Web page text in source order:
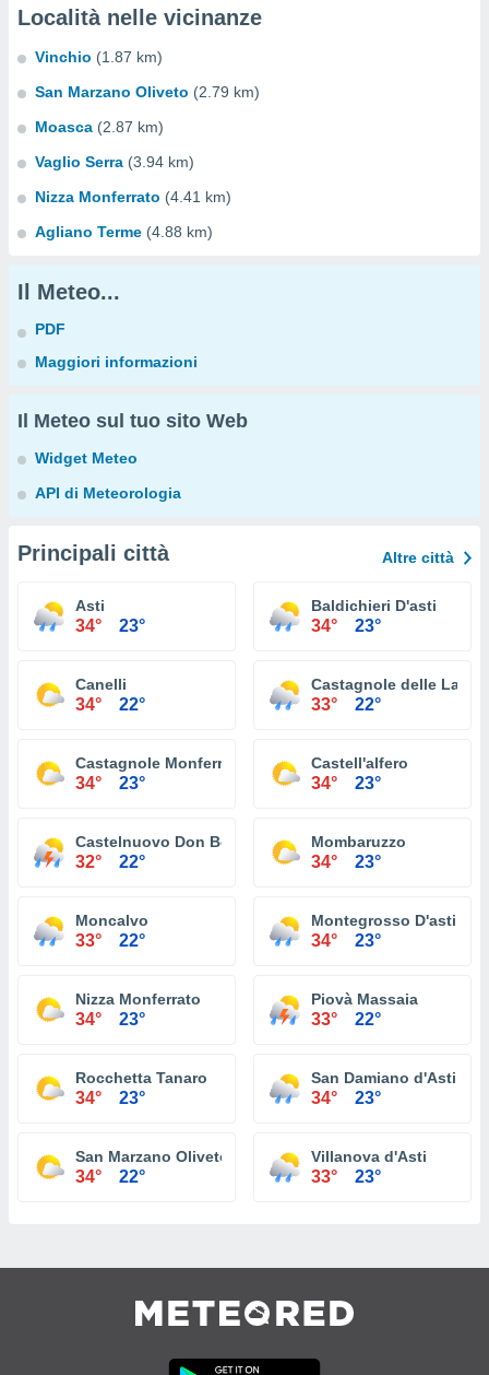
Località nelle vicinanze
Vinchio (1.87 km)
San Marzano Oliveto (2.79 km)
Moasca (2.87 km)
Vaglio Serra (3.94 km)
Nizza Monferrato (4.41 km)
Agliano Terme (4.88 km)
Il Meteo...
PDF
Maggiori informazioni
Il Meteo sul tuo sito Web
Widget Meteo
API di Meteorologia
Principali città Altre città
Asti
34° 23°
Baldichieri D'asti
34° 23°
Canelli
34° 22°
Castagnole delle Lanze
33° 22°
Castagnole Monferrato
34° 23°
Castell'alfero
34° 23°
Castelnuovo Don Bosco
32° 22°
Mombaruzzo
34° 23°
Moncalvo
33° 22°
Montegrosso D'asti
34° 23°
Nizza Monferrato
34° 23°
Piovà Massaia
33° 22°
Rocchetta Tanaro
34° 23°
San Damiano d'Asti
34° 23°
San Marzano Oliveto
34° 22°
Villanova d'Asti
33° 23°